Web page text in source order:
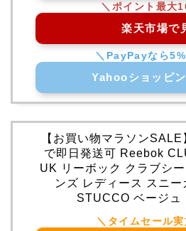
楽天市場で
Yahooショッピ
【お買い物マラソン
で即日発送可 Reebok
UK リーボック クラブシ
ンズ レディース スニー
STUCCO ベージ